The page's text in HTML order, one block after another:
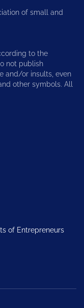
of small and
to the
not publish
and/or insults, even
other symbols. All
of Entrepreneurs